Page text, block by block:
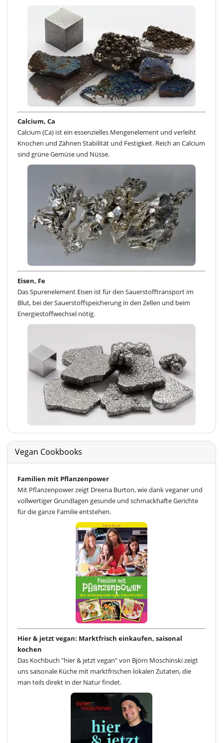
Calcium, Ca
Calcium (Ca) ist ein essenzielles Mengenelement und verleiht
Knochen und Zähnen Stabilität und Festigkeit. Reich an Calcium
sind grüne Gemüse und Nüsse.
Eisen, Fe
Das Spurenelement Eisen ist für den Sauerstofftransport im
Blut, bei der Sauerstoffspeicherung in den Zellen und beim
Energiestoffwechsel nötig.
Vegan Cookbooks
Familien mit Pflanzenpower
Mit Pflanzenpower zeigt Dreena Burton, wie dank veganer und
vollwertiger Grundlagen gesunde und schmackhafte Gerichte
für die ganze Familie entstehen.
Hier & jetzt vegan: Marktfrisch einkaufen, saisonal
kochen
Das Kochbuch "hier & jetzt vegan" von Björn Moschinski zeigt
uns saisonale Küche mit marktfrischen lokalen Zutaten, die
man teils direkt in der Natur findet.